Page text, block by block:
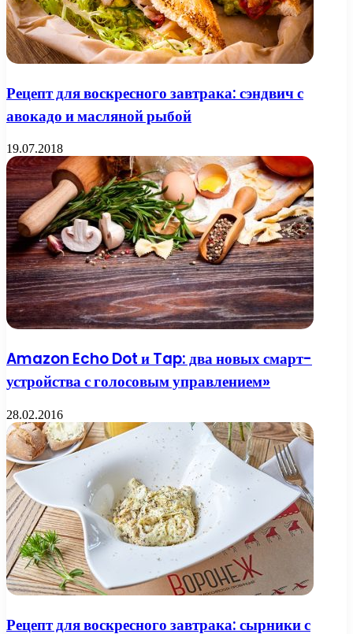
Рецепт для воскресного завтрака: сэндвич с
авокадо и масляной рыбой
19.07.2018
Amazon Echo Dot и Tap: два новых смарт-
устройства с голосовым управлением»
28.02.2016
Рецепт для воскресного завтрака: сырники с